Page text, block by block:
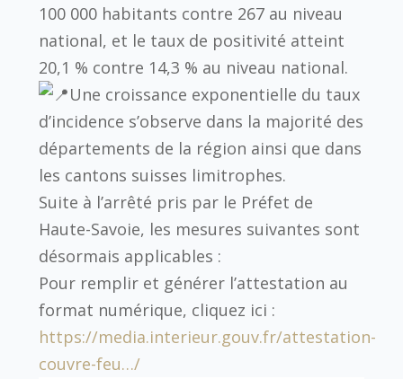
100 000 habitants contre 267 au niveau
national, et le taux de positivité atteint
20,1 % contre 14,3 % au niveau national.
Une croissance exponentielle du taux
d’incidence s’observe dans la majorité des
départements de la région ainsi que dans
les cantons suisses limitrophes.
Suite à l’arrêté pris par le Préfet de
Haute-Savoie, les mesures suivantes sont
désormais applicables :
Pour remplir et générer l’attestation au
format numérique, cliquez ici :
https://media.interieur.gouv.fr/attestation-
couvre-feu…/